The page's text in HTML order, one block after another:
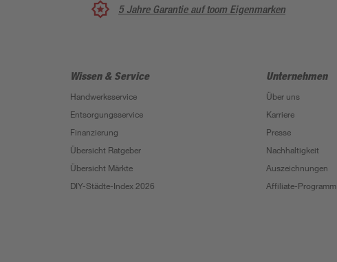
5 Jahre Garantie auf toom Eigenmarken
Wissen & Service
Handwerksservice
Entsorgungsservice
Finanzierung
Übersicht Ratgeber
Übersicht Märkte
DIY-Städte-Index 2026
Unternehmen
Über uns
Karriere
Presse
Nachhaltigkeit
Auszeichnungen
Affiliate-Programm